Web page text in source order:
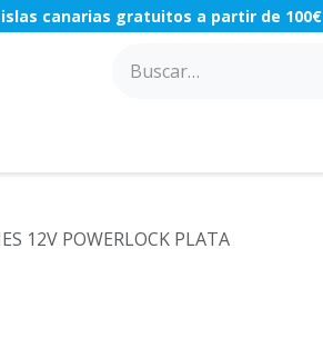
canarias gratuitos a partir de 100€
12V POWERLOCK PLATA